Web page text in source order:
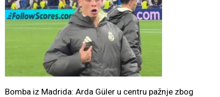
Bomba iz Madrida: Arda Güler u centru pažnje zbog